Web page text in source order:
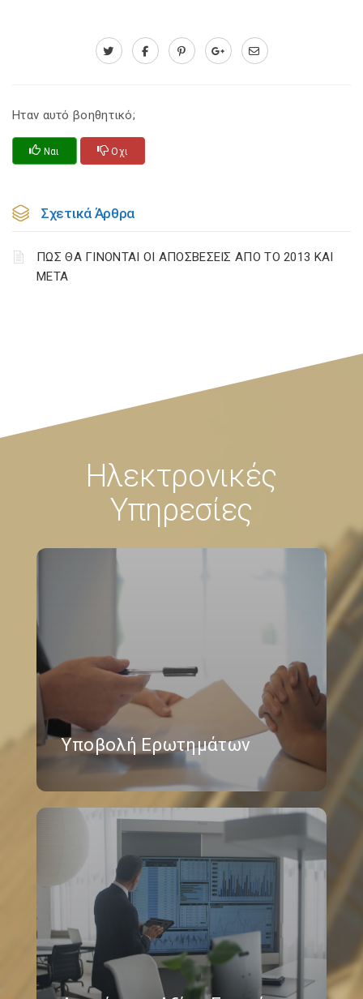
Ηταν αυτό βοηθητικό;
Ναι Οχι
Σχετικά Άρθρα
ΠΩΣ ΘΑ ΓΙΝΟΝΤΑΙ ΟΙ ΑΠΟΣΒΕΣΕΙΣ ΑΠΟ ΤΟ 2013 ΚΑΙ
ΜΕΤΑ
Ηλεκτρονικές
Υπηρεσίες
Υποβολή Ερωτημάτων